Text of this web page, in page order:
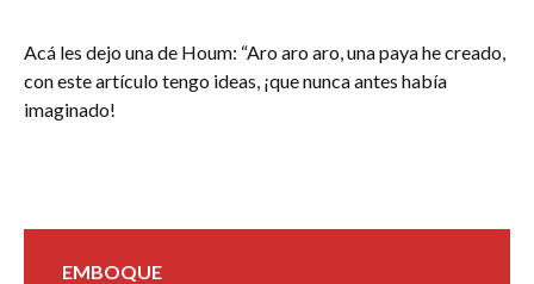
Acá les dejo una de Houm: “Aro aro aro, una paya he creado,
con este artículo tengo ideas, ¡que nunca antes había
imaginado!
EMBOQUE